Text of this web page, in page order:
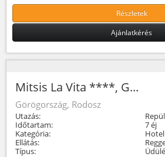
Részletek
Ajánlatkérés
Mitsis La Vita ****, G...
Görögország, Rodosz
Utazás:
Időtartam:
7 éj
Kategória:
Ellátás:
Típus: